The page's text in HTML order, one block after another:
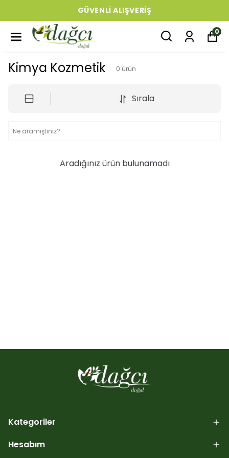
GÜVENLI ALIŞVERIŞ
0
Kimya Kozmetik 0 ürün
Sırala
Aradığınız ürün bulunamadı
Kategoriler
Hesabım